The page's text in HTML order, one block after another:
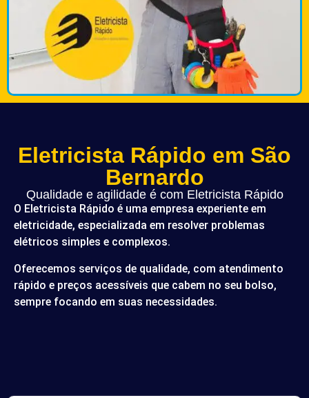
Eletricista Rápido em São
Bernardo
Qualidade e agilidade é com Eletricista Rápido
O Eletricista Rápido é uma empresa experiente em
eletricidade, especializada em resolver problemas
elétricos simples e complexos.
Oferecemos serviços de qualidade, com atendimento
rápido e preços acessíveis que cabem no seu bolso,
sempre focando em suas necessidades.